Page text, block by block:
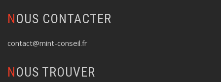
NOUS CONTACTER
contact@mint-conseil.fr
NOUS TROUVER